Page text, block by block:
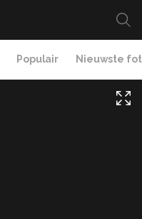
Populair Nieuwste